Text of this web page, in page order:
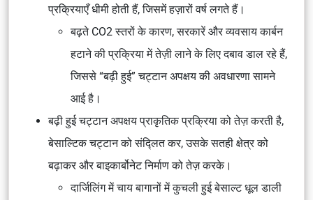
प्रक्रियाएँ धीमी होती हैं, जिसमें हज़ारों वर्ष लगते हैं।
बढ़ते CO2 स्तरों के कारण, सरकारें और व्यवसाय कार्बन
हटाने की प्रक्रिया में तेज़ी लाने के लिए दबाव डाल रहे हैं,
जिससे “बढ़ी हुई” चट्टान अपक्षय की अवधारणा सामने
आई है।
बढ़ी हुई चट्टान अपक्षय प्राकृतिक प्रक्रिया को तेज़ करती है,
बेसाल्टिक चट्टान को संद्लित कर, उसके सतही क्षेत्र को
बढ़ाकर और बाइकार्बोनेट निर्माण को तेज़ करके।
दार्जिलिंग में चाय बागानों में कुचली हुई बेसाल्ट धूल डाली